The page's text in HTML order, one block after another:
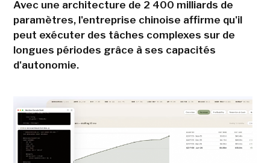
Avec une architecture de 2 400 milliards de
paramètres, l'entreprise chinoise affirme qu'il
peut exécuter des tâches complexes sur de
longues périodes grâce à ses capacités
d'autonomie.